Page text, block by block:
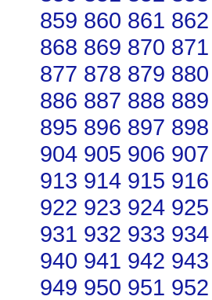
859 860 861 862
868 869 870 871
877 878 879 880
886 887 888 889
895 896 897 898
904 905 906 907
913 914 915 916
922 923 924 925
931 932 933 934
940 941 942 943
949 950 951 952